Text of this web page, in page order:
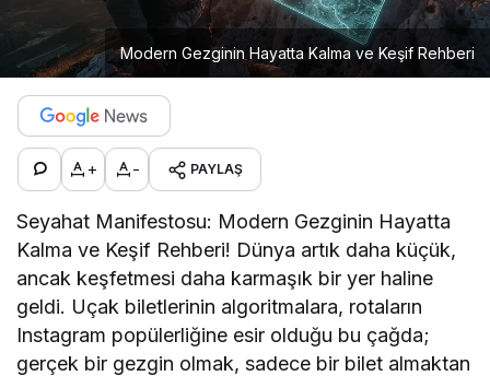
Modern Gezginin Hayatta Kalma ve Keşif Rehberi
+ - PAYLAŞ
Seyahat Manifestosu: Modern Gezginin Hayatta
Kalma ve Keşif Rehberi! Dünya artık daha küçük,
ancak keşfetmesi daha karmaşık bir yer haline
geldi. Uçak biletlerinin algoritmalara, rotaların
Instagram popülerliğine esir olduğu bu çağda;
gerçek bir gezgin olmak, sadece bir bilet almaktan